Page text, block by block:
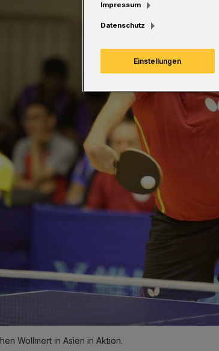
Wollmert in Asien in Aktion.
Impressum
Datenschutz
Einstellungen